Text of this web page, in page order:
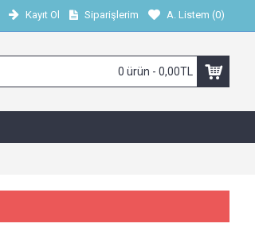
Kayıt Ol Siparişlerim A. Listem (0)
0 ürün - 0,00TL